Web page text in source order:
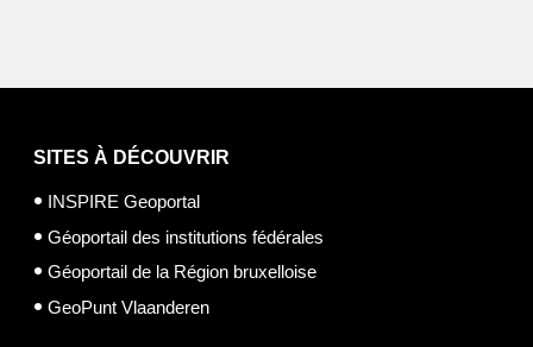
SITES À DÉCOUVRIR
INSPIRE Geoportal
Géoportail des institutions fédérales
Géoportail de la Région bruxelloise
GeoPunt Vlaanderen